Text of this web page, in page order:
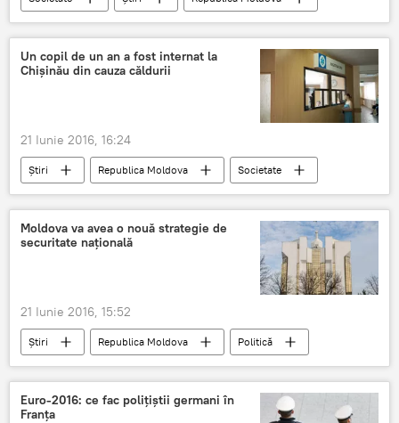
CNA
MAI
corupţie
Moldova
Un copil de un an a fost internat la
Chișinău din cauza căldurii
21 Iunie 2016, 16:24
Știri Republica Moldova
Societate
Chișinău
copil
căldură
spitalul de urgență
internat cauza
Moldova va avea o nouă strategie de
securitate națională
21 Iunie 2016, 15:52
Știri Republica Moldova
Politică
Moldova
securitate
strategie
Veaceslav Untilă
nouă
Euro-2016: ce fac polițiștii germani în
Franța